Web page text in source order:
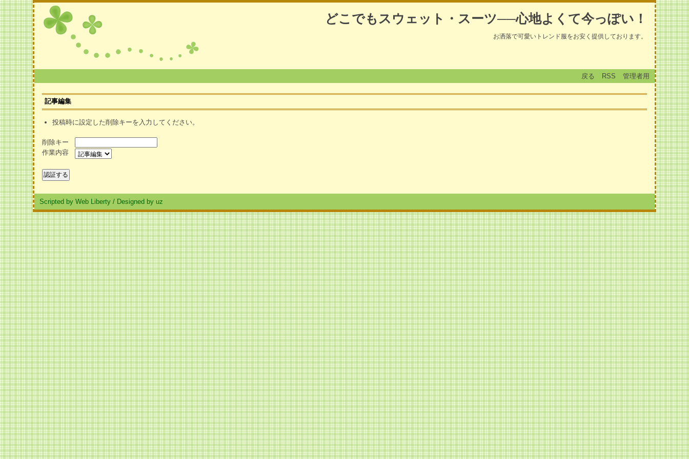
どこでもスウェット・スーツ──心地よくて今っぽい！
お洒落で可愛いトレンド服をお安く提供しております。
戻る RSS 管理者用
記事編集
投稿時に設定した削除キーを入力してください。
削除キー
作業内容
Scripted by Web Liberty / Designed by uz